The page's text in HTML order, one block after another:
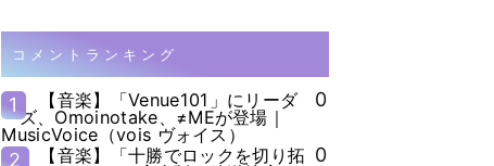
コメントランキング
1
【音楽】「Venue101」にリーダ
ーズ、Omoinotake、≠MEが登場｜
MusicVoice（vois ヴォイス）
0
2
【音楽】「十勝でロックを切り拓 0